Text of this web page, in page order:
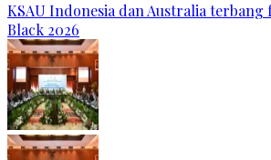
KSAU Indonesia dan Australia terbang
Black 2026